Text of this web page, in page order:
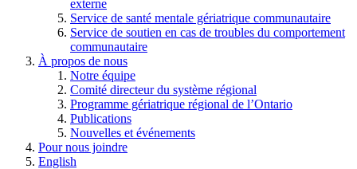
externe
Service de santé mentale gériatrique communautaire
Service de soutien en cas de troubles du comportement
communautaire
À propos de nous
Notre équipe
Comité directeur du système régional
Programme gériatrique régional de l’Ontario
Publications
Nouvelles et événements
Pour nous joindre
English